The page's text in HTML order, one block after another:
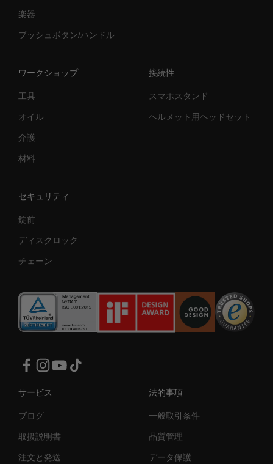
楽器
プッシュボタン/ハンドル
ワークショップ
工具
オイル
介護
材料
接続性
スマホスタンド
ヘルメット用ヘッドセット
セキュリティ
錠前
ディスクロック
チェーン
サービス
ブログ
取扱説明書
注文と発送
法的事項
一般取引条件
品質管理
データ保護